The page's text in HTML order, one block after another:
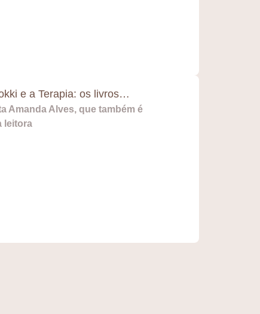
e a Terapia: os livros…
Amanda Alves, que também é
leitora